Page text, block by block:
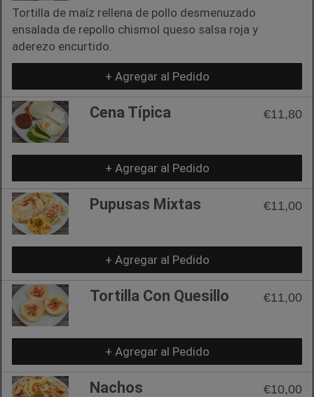
Tortilla de maíz rellena de pollo desmenuzado
ensalada de repollo chismol queso salsa roja y
aderezo encurtido.
+ Agregar al Pedido
Cena Típica €11,80
+ Agregar al Pedido
Pupusas Mixtas €11,00
+ Agregar al Pedido
Tortilla Con Quesillo €11,00
+ Agregar al Pedido
Nachos €10,00